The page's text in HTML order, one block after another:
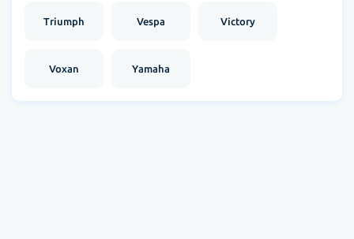
Triumph Vespa Victory
Voxan Yamaha